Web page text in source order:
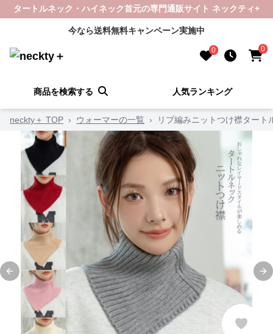
タートルネック・ハイネック首元の専門通販サイト ネックティ+
今なら送料無料キャンペーン実施中
0 0
商品を検索する 人気ランキング
neckty＋ TOP › ウォーマーの一覧 › リブ編みニットつけ襟タート
Previous slide